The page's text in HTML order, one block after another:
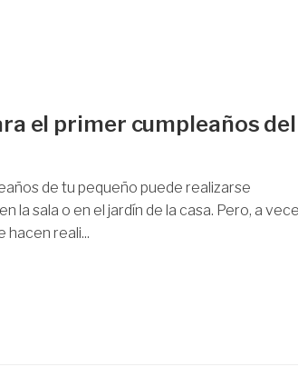
el primer cumpleaños del
de tu pequeño puede realizarse
la sala o en el jardín de la casa. Pero, a
hacen reali...